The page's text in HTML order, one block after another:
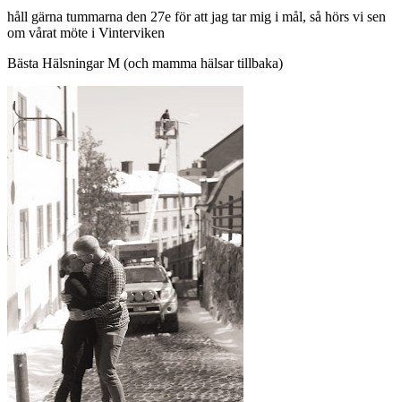
håll gärna tummarna den 27e för att jag tar mig i mål, så hörs vi sen
om vårat möte i Vinterviken
Bästa Hälsningar M (och mamma hälsar tillbaka)